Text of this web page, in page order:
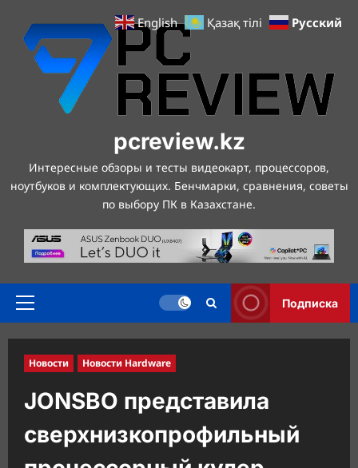
содержимому
pcreview.kz
Интересные обзоры и тесты видеокарт, процессоров,
ноутбуков и комплектующих. Бенчмарки, сравнения, советы
по выбору ПК в Казахстане.
Основное
Подписка
Новости Новости Hardware
JONSBO представила
сверхнизкопрофильный
English Қазақ тілі Русский